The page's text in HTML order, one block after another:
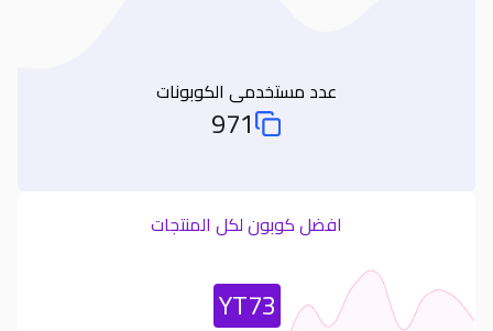
عدد مستخدمى الكوبونات
Total Used Coupons
971
افضل كوبون لكل المنتجات
Most Used CouponYT73